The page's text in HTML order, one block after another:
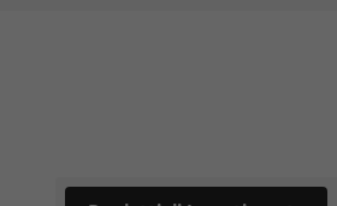
dovrà,